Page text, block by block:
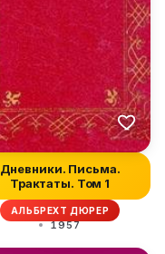
Дневники. Письма.
Трактаты. Том 1
АЛЬБРЕХТ ДЮРЕР
1957